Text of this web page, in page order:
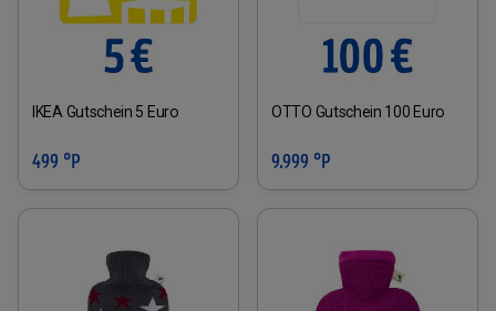
IKEA Gutschein 5 Euro
499 °P
OTTO Gutschein 100 Euro
9.999 °P